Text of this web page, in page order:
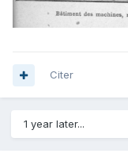
Citer
1 year later...